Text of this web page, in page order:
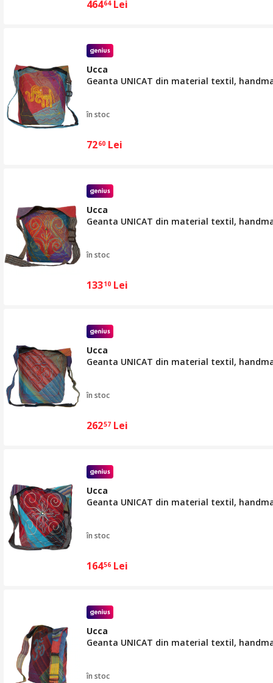
46464 Lei
Ucca
Geanta UNICAT din material textil,
în stoc
7260 Lei
Ucca
Geanta UNICAT din material textil,
în stoc
13310 Lei
Ucca
Geanta UNICAT din material textil,
în stoc
26257 Lei
Ucca
Geanta UNICAT din material textil,
în stoc
16456 Lei
Ucca
Geanta UNICAT din material textil,
în stoc